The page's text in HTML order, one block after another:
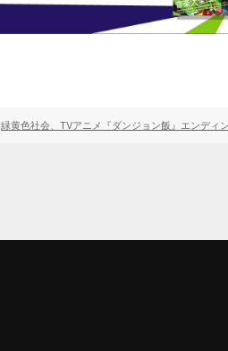
緑黄色社会、TVアニメ『ダンジョン飯』エンディ